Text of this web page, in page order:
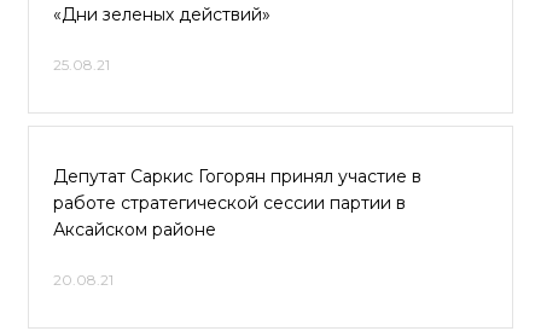
«Дни зеленых действий»
25.08.21
Депутат Саркис Гогорян принял участие в
работе стратегической сессии партии в
Аксайском районе
20.08.21